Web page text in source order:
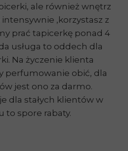
ale również wnętrz
,korzystasz z
prać tapicerkę ponad 4
usługa to oddech dla
Na życzenie klienta
perfumowanie obić, dla
jest ono za darmo.
dla stałych klientów w
to spore rabaty.